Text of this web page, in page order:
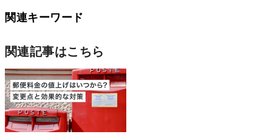
関連キーワード
関連記事はこちら